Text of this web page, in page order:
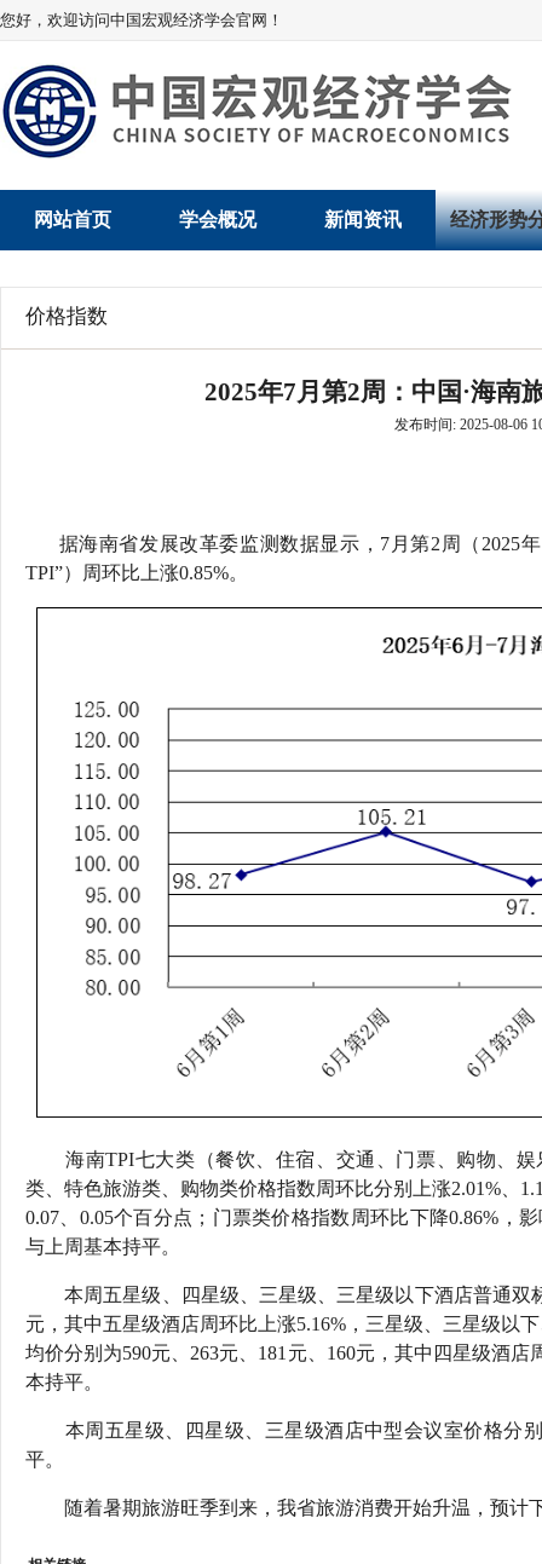
您好，欢迎访问中国宏观经济学会官网！
网站首页 学会概况
学会领导
学会章程
新闻资讯
学会动态
经济形势
经济运行与
价格指数
价格指数
2025年7月第2周：中国·海南
发布时间: 2025-08-06
据海南省发展改革委监测数据显示，7月第2周（2025年
TPI”）周环比上涨0.85%。
海南TPI七大类（餐饮、住宿、交通、门票、购物、娱
类、特色旅游类、购物类价格指数周环比分别上涨2.01%、
0.07、0.05个百分点；门票类价格指数周环比下降0.86%，
与上周基本持平。
本周五星级、四星级、三星级、三星级以下酒店普通双
元，其中五星级酒店周环比上涨5.16%，三星级、三星级以
均价分别为590元、263元、181元、160元，其中四星级酒
本持平。
本周五星级、四星级、三星级酒店中型会议室价格分别
平。
随着暑期旅游旺季到来，我省旅游消费开始升温，预计